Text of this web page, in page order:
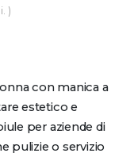
)
con manica a
estetico e
per aziende di
pulizie o servizio